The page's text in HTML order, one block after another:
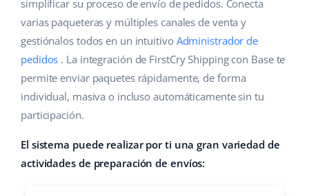
Gestión de envíos
Automatizaciones
Base Connect
IA para e-commerce
Hogar y jardinería
Productos infantiles
Electrónica
Piezas de automóviles
Salud y belleza
Ayuda
Base Academy
Servicios
Implementación de sistemas
english (US)
english (GB)
english (IN)
čeština
deutsch
Ελληνικά
simplificar su proceso de envío de pedidos. Conecta
varias paqueteras y múltiples canales de venta y
gestiónalos todos en un intuitivo Administrador de
pedidos . La integración de FirstCry Shipping con Base te
permite enviar paquetes rápidamente, de forma
individual, masiva o incluso automáticamente sin tu
participación.
El sistema puede realizar por ti una gran variedad de
actividades de preparación de envíos: